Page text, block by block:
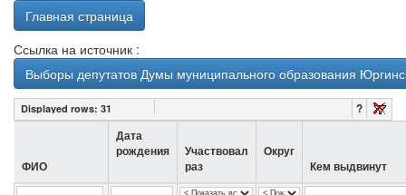
Главная страница
Ссылка на источник :
Выборы депутатов Думы муниципального образования
Displayed rows: 31 ?
ФИО
Дата
рождения
Участвовал
раз
Округ
Кем выдвинут